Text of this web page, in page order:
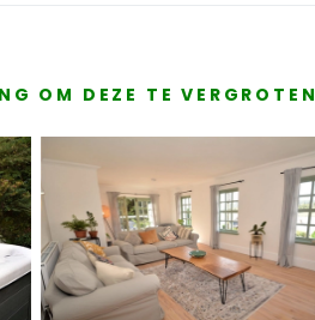
OM DEZE TE VERGROTEN